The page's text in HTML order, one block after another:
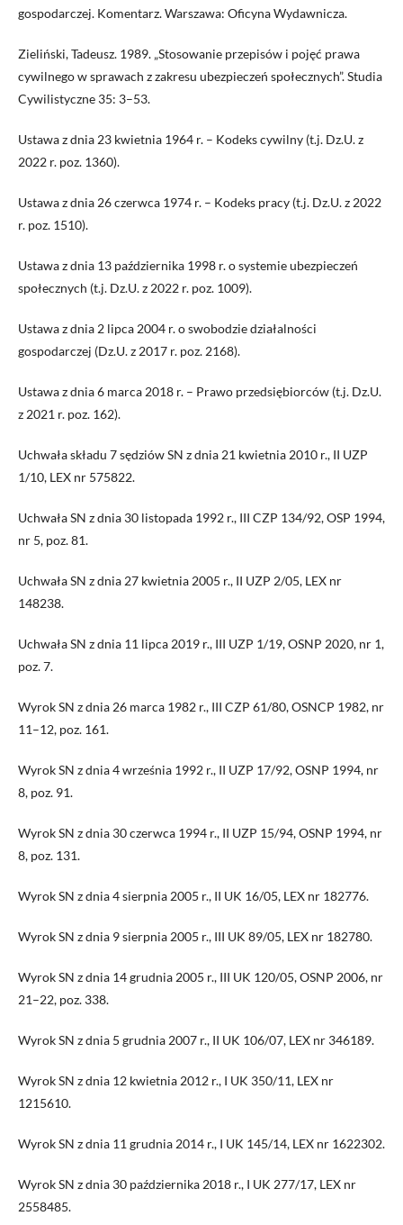
gospodarczej. Komentarz. Warszawa: Oficyna Wydawnicza.
Zieliński, Tadeusz. 1989. „Stosowanie przepisów i pojęć prawa
cywilnego w sprawach z zakresu ubezpieczeń społecznych”. Studia
Cywilistyczne 35: 3–53.
Ustawa z dnia 23 kwietnia 1964 r. – Kodeks cywilny (t.j. Dz.U. z
2022 r. poz. 1360).
Ustawa z dnia 26 czerwca 1974 r. – Kodeks pracy (t.j. Dz.U. z 2022
r. poz. 1510).
Ustawa z dnia 13 października 1998 r. o systemie ubezpieczeń
społecznych (t.j. Dz.U. z 2022 r. poz. 1009).
Ustawa z dnia 2 lipca 2004 r. o swobodzie działalności
gospodarczej (Dz.U. z 2017 r. poz. 2168).
Ustawa z dnia 6 marca 2018 r. – Prawo przedsiębiorców (t.j. Dz.U.
z 2021 r. poz. 162).
Uchwała składu 7 sędziów SN z dnia 21 kwietnia 2010 r., II UZP
1/10, LEX nr 575822.
Uchwała SN z dnia 30 listopada 1992 r., III CZP 134/92, OSP 1994,
nr 5, poz. 81.
Uchwała SN z dnia 27 kwietnia 2005 r., II UZP 2/05, LEX nr
148238.
Uchwała SN z dnia 11 lipca 2019 r., III UZP 1/19, OSNP 2020, nr 1,
poz. 7.
Wyrok SN z dnia 26 marca 1982 r., III CZP 61/80, OSNCP 1982, nr
11–12, poz. 161.
Wyrok SN z dnia 4 września 1992 r., II UZP 17/92, OSNP 1994, nr
8, poz. 91.
Wyrok SN z dnia 30 czerwca 1994 r., II UZP 15/94, OSNP 1994, nr
8, poz. 131.
Wyrok SN z dnia 4 sierpnia 2005 r., II UK 16/05, LEX nr 182776.
Wyrok SN z dnia 9 sierpnia 2005 r., III UK 89/05, LEX nr 182780.
Wyrok SN z dnia 14 grudnia 2005 r., III UK 120/05, OSNP 2006, nr
21–22, poz. 338.
Wyrok SN z dnia 5 grudnia 2007 r., II UK 106/07, LEX nr 346189.
Wyrok SN z dnia 12 kwietnia 2012 r., I UK 350/11, LEX nr
1215610.
Wyrok SN z dnia 11 grudnia 2014 r., I UK 145/14, LEX nr 1622302.
Wyrok SN z dnia 30 października 2018 r., I UK 277/17, LEX nr
2558485.